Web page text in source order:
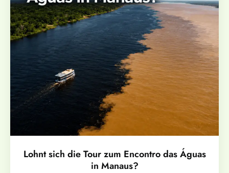
Lohnt sich die Tour zum Encontro das Águas
in Manaus?